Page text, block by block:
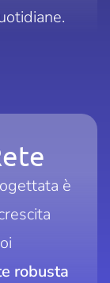
è
robusta